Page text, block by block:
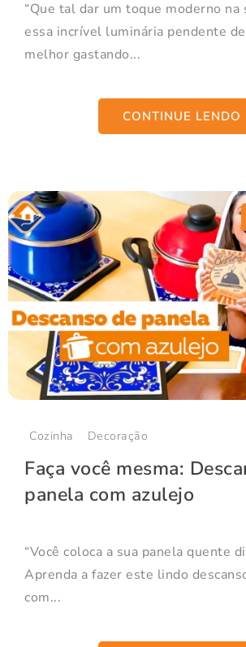
“Que tal dar um toque moderno na
essa incrível luminária pendente
melhor gastando...
CONTINUE LENDO
Cozinha Decoração
Faça você mesma:
panela com azulejo
“Você coloca a sua panela quente
Aprenda a fazer este lindo
com...